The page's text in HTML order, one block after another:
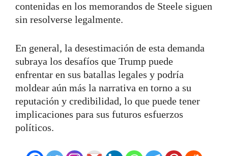
contenidas en los memorandos de Steele siguen
sin resolverse legalmente.
En general, la desestimación de esta demanda
subraya los desafíos que Trump puede
enfrentar en sus batallas legales y podría
moldear aún más la narrativa en torno a su
reputación y credibilidad, lo que puede tener
implicaciones para sus futuros esfuerzos
políticos.